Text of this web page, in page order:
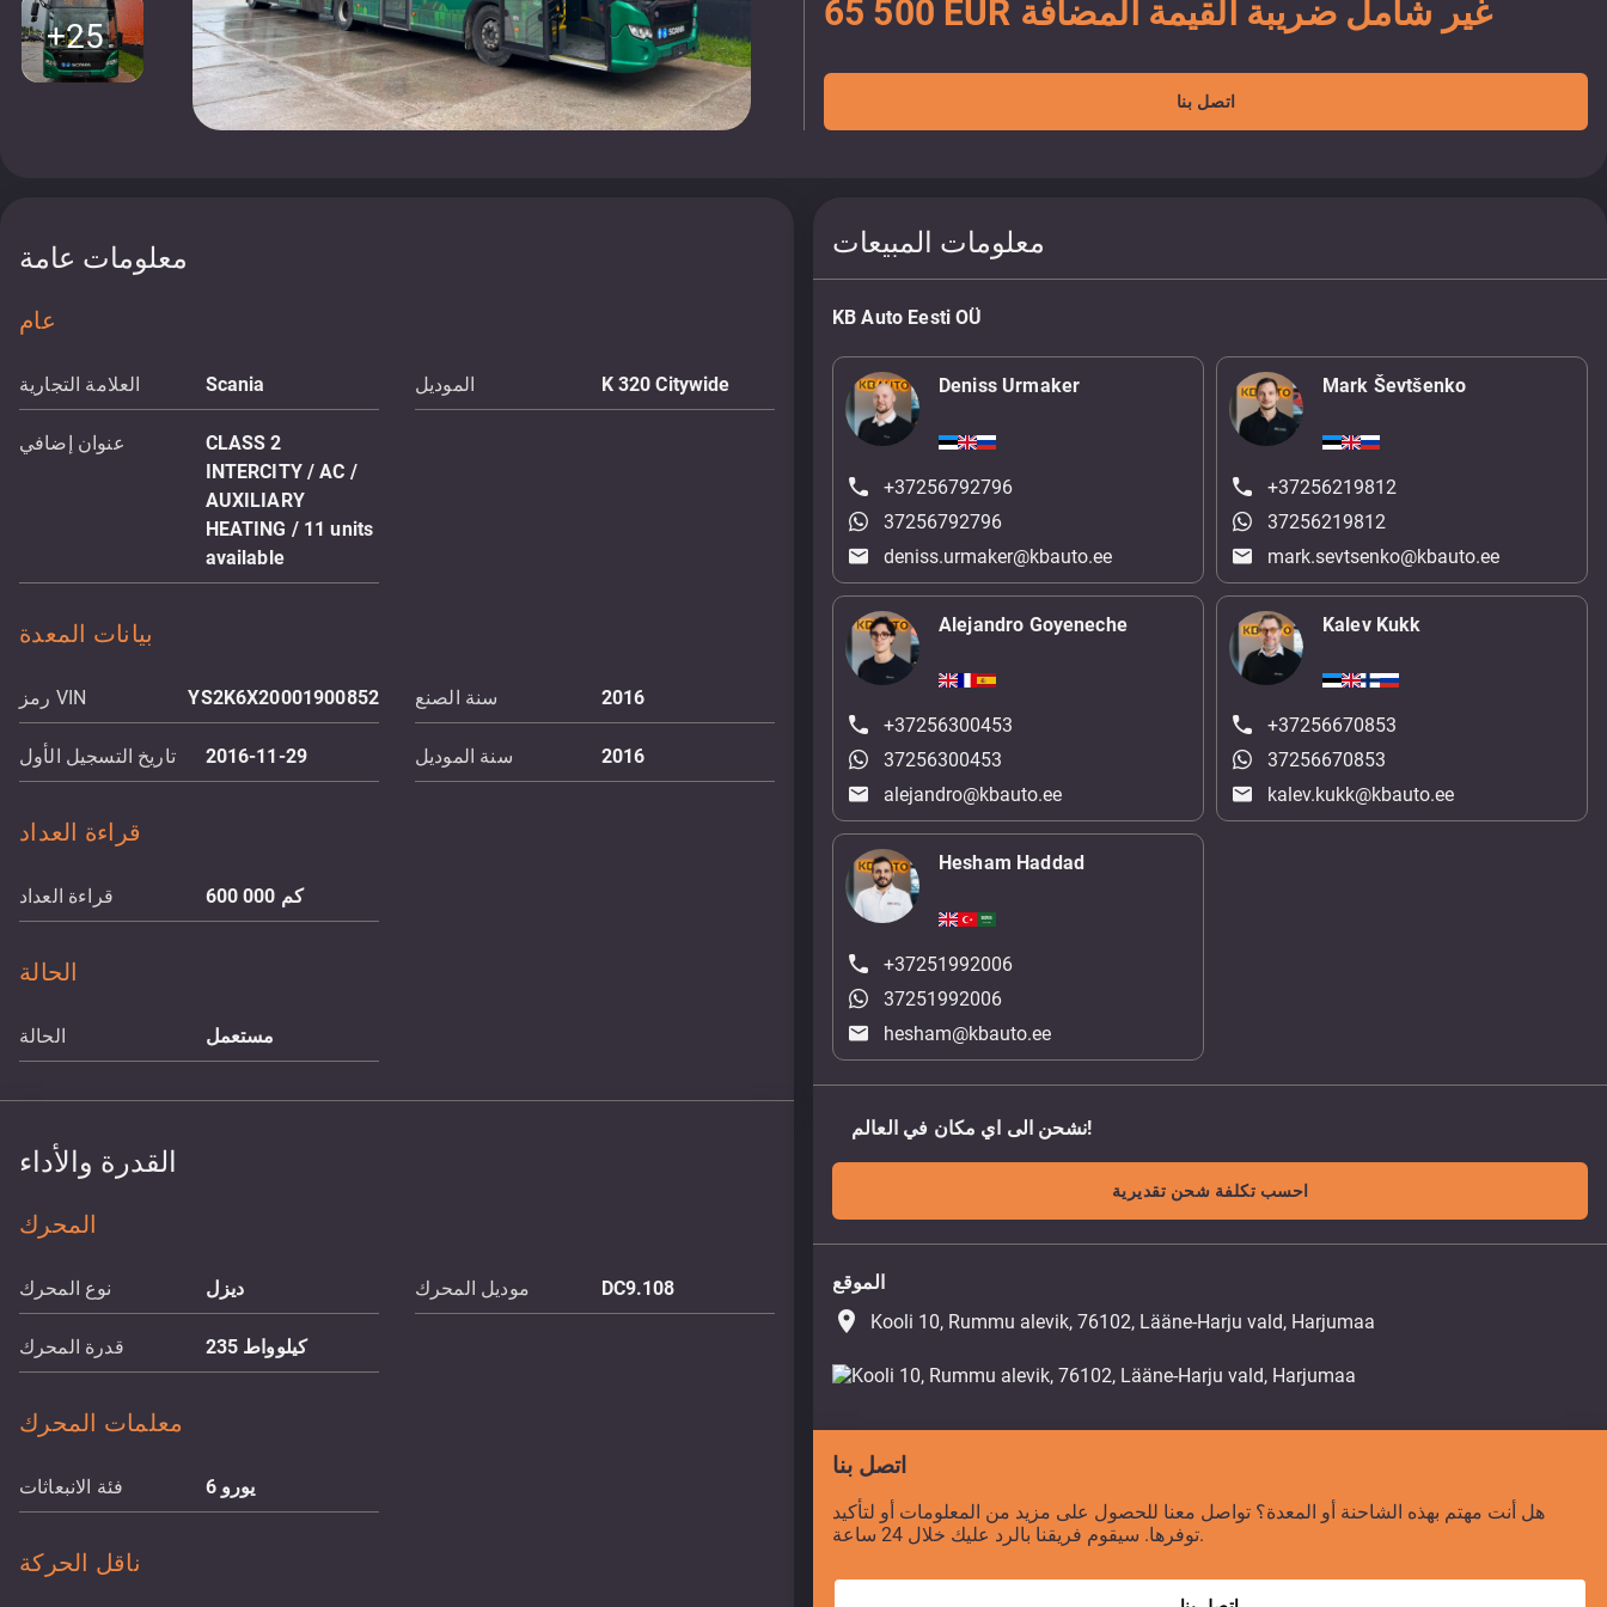
+25
65 500 EUR غير شامل ضريبة القيمة المضافة
اتصل بنا
معلومات عامة
عام
العلامة التجارية Scania الموديل K 320 Citywide
عنوان إضافي
CLASS 2
INTERCITY / AC /
AUXILIARY
HEATING / 11 units
available
بيانات المعدة
رمز VIN YS2K6X20001900852 سنة الصنع 2016
تاريخ التسجيل الأول 2016-11-29 سنة الموديل 2016
قراءة العداد
قراءة العداد 600 000 كم
الحالة
الحالة مستعمل
القدرة والأداء
المحرك
نوع المحرك ديزل موديل المحرك DC9.108
قدرة المحرك 235 كيلوواط
معلمات المحرك
فئة الانبعاثات يورو 6
ناقل الحركة
معلومات المبيعات
KB Auto Eesti OÜ
Deniss Urmaker
+37256792796
37256792796
deniss.urmaker@kbauto.ee
Mark Ševtšenko
+37256219812
37256219812
mark.sevtsenko@kbauto.ee
Alejandro Goyeneche
+37256300453
37256300453
alejandro@kbauto.ee
Kalev Kukk
+37256670853
37256670853
kalev.kukk@kbauto.ee
Hesham Haddad
+37251992006
37251992006
hesham@kbauto.ee
نشحن الى اي مكان في العالم!
احسب تكلفة شحن تقديرية
الموقع
place Kooli 10, Rummu alevik, 76102, Lääne-Harju vald, Harjumaa
اتصل بنا
هل أنت مهتم بهذه الشاحنة أو المعدة؟ تواصل معنا للحصول على مزيد من المعلومات أو لتأكيد
توفرها. سيقوم فريقنا بالرد عليك خلال 24 ساعة.